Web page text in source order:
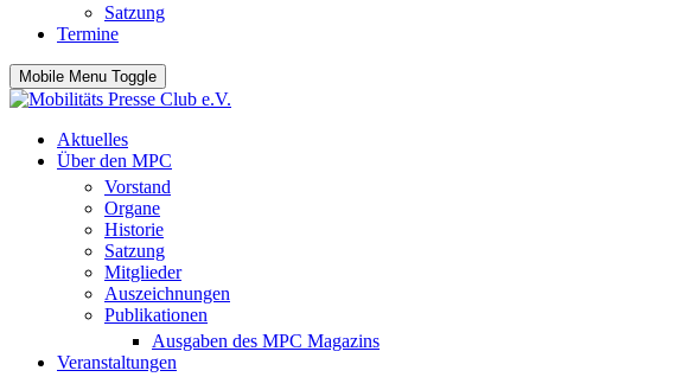
Satzung
Termine
Mobile Menu Toggle
Aktuelles
Über den MPC
Vorstand
Organe
Historie
Satzung
Mitglieder
Auszeichnungen
Publikationen
Ausgaben des MPC Magazins
Veranstaltungen